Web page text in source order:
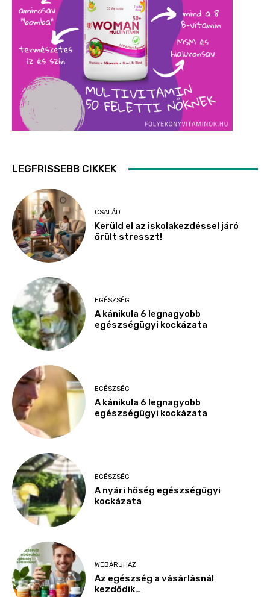
LEGFRISSEBB CIKKEK
CSALÁD
Kerüld el az iskolakezdéssel járó
őrült stresszt!
EGÉSZSÉG
A kánikula 6 legnagyobb
egészségügyi kockázata
EGÉSZSÉG
A kánikula 6 legnagyobb
egészségügyi kockázata
EGÉSZSÉG
A nyári hőség egészségügyi
kockázata
WEBÁRUHÁZ
Az egészség a vásárlásnál
kezdődik…